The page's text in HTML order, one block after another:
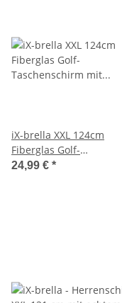
iX-brella XXL 124cm
Fiberglas Golf-
Taschenschirm mit
24,99 € *